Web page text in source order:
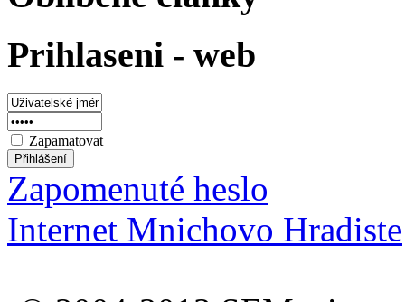
Prihlaseni - web
Zapamatovat
Zapomenuté heslo
Internet Mnichovo Hradiste